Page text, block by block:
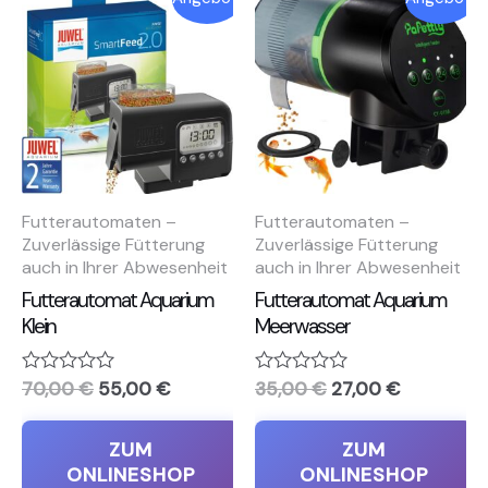
Futterautomaten –
Zuverlässige Fütterung
auch in Ihrer Abwesenheit
Futterautomat Aquarium
Klein
Bewertet
0
70,00€
Preis
war:
70,00 €
55,00€
Preis
ZUM
ONLINESHOP
Futterautomaten –
Zuverlässige Fütterung
auch in Ihrer Abwesenheit
Futterautomat Aquarium
Meerwasser
Bewertet
0
35,00€
Preis
war:
35,00 €
27,00€
Preis
ist:
27,00 €.
ZUM
ONLINESHOP